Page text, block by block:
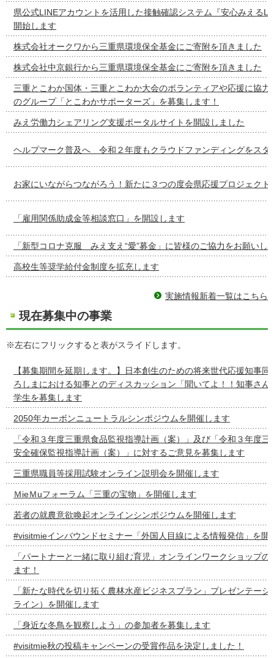
県公式LINEアカウントを活用した接触確認システム『安心みえる
開始します
株式会社オークワから三重県環境保全基金にご寄附を頂きました
株式会社中京銀行から三重県環境保全基金にご寄附を頂きました
三重とこわか国体・三重とこわか大会のボランティアや応援に協力
のグループ「とこわかサポーターズ」を募集します！
みえ労働力シェアリング支援ポータルサイトを開設しました
ヘルプマーク普及へ 令和２年度もクラウドファンディングをスタ
お家にいながらつながろう！新たに３つの度会県応援プロジェクト
「雇用関係助成金等相談窓口」を開設します
「新型コロナ克服 みえ支え“愛”募金」に皆様のご協力をお願いし
高校生等奨学給付金制度を拡充します
実施情報新着一覧はこちら
現在募集中の事業
※左右にフリックすると表がスライドします。
【募集期間を延期します。】日本創生のための将来世代応援知事
ろしまにおける知事とのディスカッション「聞いてよ！！知事さん
学生を募集します
2050年カーボンニュートラルシンポジウムを開催します
「令和３年度三重県食品監視指導計画（案）」及び「令和３年度
安全確保監視指導計画（案）」に対するご意見を募集します
三重県職員等採用試験オンライン説明会を開催します
ＭieＭuフォーラム「三重の宝物」を開催します
若者の就農意欲喚起オンラインシンポジウムを開催します
#visitmieインバウンドセミナー「外国人目線による情報発信」を開
「パートナーと一緒に取り組む育児」オンラインワークショップ
ます！
「新たな時代を切り拓く農林水産ビジネスプラン」プレゼンテー
ライン）を開催します
「身近な冬鳥を観察しよう」の参加者を募集します
#visitmie秋の投稿キャンペーンの受賞作品を決定しました！